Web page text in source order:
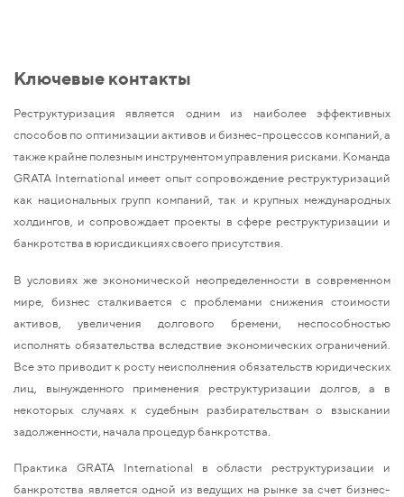
Ключевые контакты
Реструктуризация является одним из наиболее эффективных
способов по оптимизации активов и бизнес-процессов компаний, а
также крайне полезным инструментом управления рисками. Команда
GRATA International имеет опыт сопровождение реструктуризаций
как национальных групп компаний, так и крупных международных
холдингов, и сопровождает проекты в сфере реструктуризации и
банкротства в юрисдикциях своего присутствия.
В условиях же экономической неопределенности в современном
мире, бизнес сталкивается с проблемами снижения стоимости
активов, увеличения долгового бремени, неспособностью
исполнять обязательства вследствие экономических ограничений.
Все это приводит к росту неисполнения обязательств юридических
лиц, вынужденного применения реструктуризации долгов, а в
некоторых случаях к судебным разбирательствам о взыскании
задолженности, начала процедур банкротства.
Практика GRATA International в области реструктуризации и
банкротства является одной из ведущих на рынке за счет бизнес-